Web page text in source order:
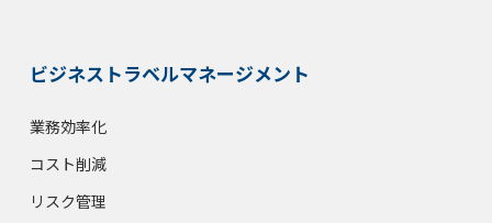
ビジネストラベルマネージメント
業務効率化
コスト削減
リスク管理